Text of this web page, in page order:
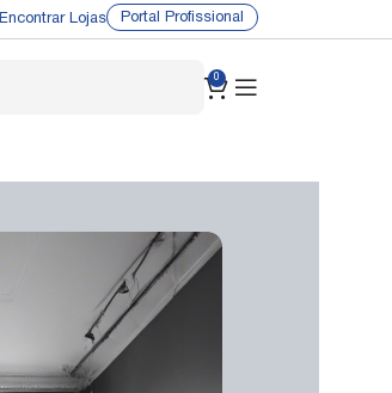
Encontrar Lojas Portal Profissional
0